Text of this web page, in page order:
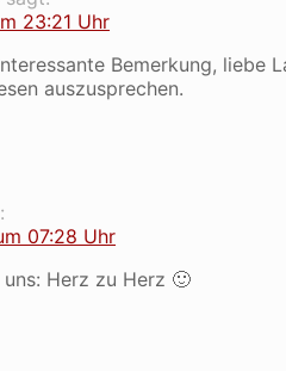
23:21 Uhr
Bemerkung, liebe
auszusprechen.
07:28 Uhr
Herz zu Herz 🙂